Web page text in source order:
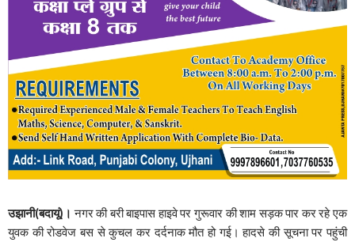
उझानी(बदायूं)। नगर की बरी बाइपास हाइवे पर गुरूवार की शाम सड़क पार कर रहे एक
युवक की रोडवेज बस से कुचल कर दर्दनाक मौत हो गई। हादसे की सूचना पर पहुंची